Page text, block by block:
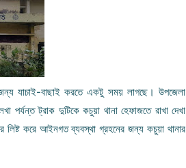
যাচাই-বাছাই করতে একটু সময় লাগছে। উপজেলা
পর্যন্ত ট্রাক দুটিকে কচুয়া থানা হেফাজতে রাখা দেখা
লিষ্ট করে আইনগত ব্যবস্থা গ্রহনের জন্য কচুয়া থানার